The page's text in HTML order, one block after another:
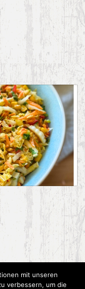
mit unseren
verbessern, um die